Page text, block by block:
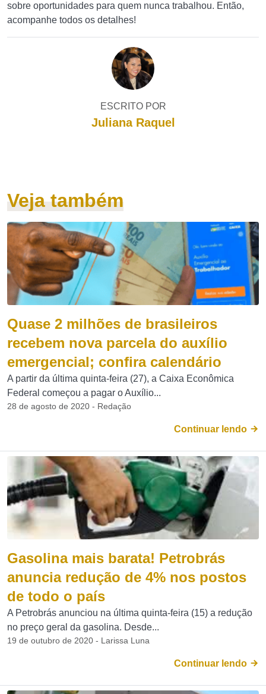
sobre oportunidades para quem nunca trabalhou. Então,
acompanhe todos os detalhes!
ESCRITO POR
Juliana Raquel
Veja também
Quase 2 milhões de brasileiros
recebem nova parcela do auxílio
emergencial; confira calendário
A partir da última quinta-feira (27), a Caixa Econômica
Federal começou a pagar o Auxílio...
28 de agosto de 2020 - Redação
Continuar lendo
Gasolina mais barata! Petrobrás
anuncia redução de 4% nos postos
de todo o país
A Petrobrás anunciou na última quinta-feira (15) a redução
no preço geral da gasolina. Desde...
19 de outubro de 2020 - Larissa Luna
Continuar lendo